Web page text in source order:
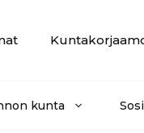
kunta